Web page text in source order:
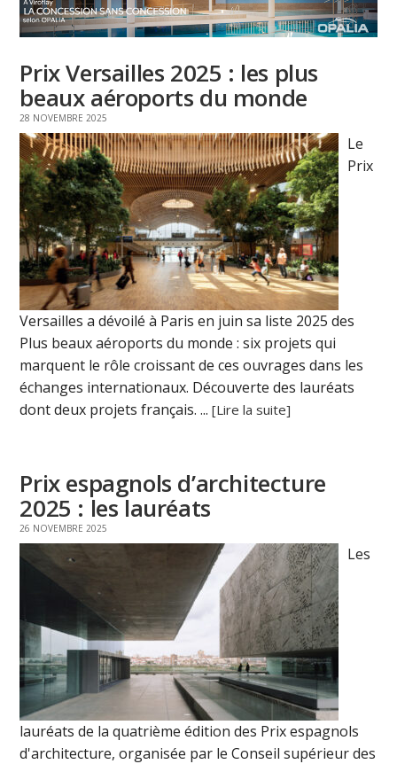
Prix Versailles 2025 : les plus
beaux aéroports du monde
28 NOVEMBRE 2025
Le
Prix
Versailles a dévoilé à Paris en juin sa liste 2025 des
Plus beaux aéroports du monde : six projets qui
marquent le rôle croissant de ces ouvrages dans les
échanges internationaux. Découverte des lauréats
dont deux projets français. ...[Lire la suite]
Prix espagnols d’architecture
2025 : les lauréats
26 NOVEMBRE 2025
Les
lauréats de la quatrième édition des Prix espagnols
d'architecture, organisée par le Conseil supérieur des